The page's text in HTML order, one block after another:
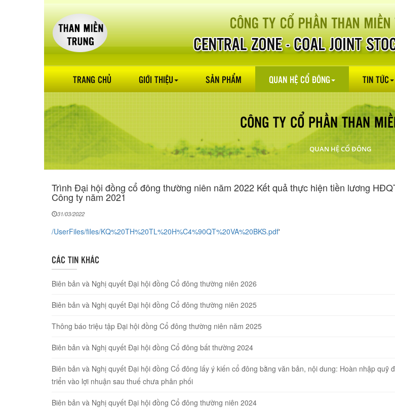
TRANG CHỦ GIỚI THIỆU SẢN PHẨM QUAN HỆ CỔ ĐÔNG TIN TỨC
CÔNG TY CỔ PHẦN THAN
QUAN HỆ CỔ ĐÔNG
Trình Đại hội đồng cổ đông thường niên năm 2022 Kết quả thực hiện tiền lương
Công ty năm 2021
31/03/2022
/UserFiles/files/KQ%20TH%20TL%20H%C4%90QT%20VA%20BKS.pdf'
CÁC TIN KHÁC
Biên bản và Nghị quyết Đại hội đồng Cổ đông thường niên 2026
Biên bản và Nghị quyết Đại hội đồng Cổ đông thường niên 2025
Thông báo triệu tập Đại hội đồng Cổ đông thường niên năm 2025
Biên bản và Nghị quyết Đại hội đồng Cổ đông bất thường 2024
Biên bản và Nghị quyết Đại hội đồng Cổ đông lấy ý kiến cổ đông bằng văn bản, nội dung: Hoàn nhập quỹ
triển vào lợi nhuận sau thuế chưa phân phối
Biên bản và Nghị quyết Đại hội đồng Cổ đông thường niên 2024